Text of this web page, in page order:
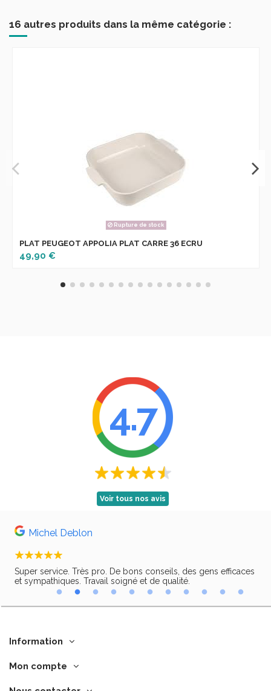
16 autres produits dans la même catégorie :
Rupture de stock
PLAT PEUGEOT APPOLIA PLAT CARRE 36 ECRU
49,90 €
4.7
Voir tous nos avis
Michel Deblon
Super service. Très pro. De bons conseils, des gens efficaces
et sympathiques. Travail soigné et de qualité.
Information
Mon compte